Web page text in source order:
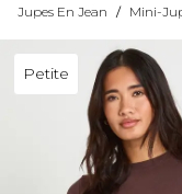
Jupes En Jean / Mini-
Petite